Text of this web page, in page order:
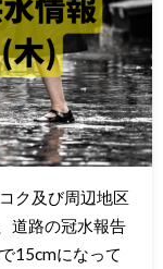
ク及び周辺地区
道路の冠水報告
15cmになって